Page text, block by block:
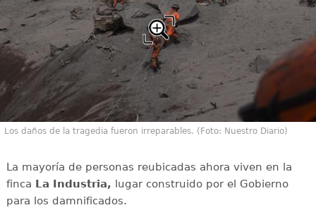
Los daños de la tragedia fueron irreparables. (Foto: Nuestro Diario)
La mayoría de personas reubicadas ahora viven en la
finca La Industria, lugar construido por el Gobierno
para los damnificados.